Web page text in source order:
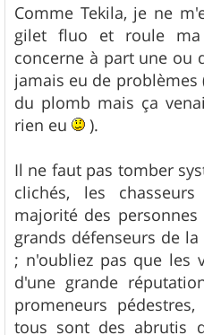
s
s
a
g
e
Comme Tekila, je ne
gilet fluo et roule
concerne à part une ou
jamais eu de
du plomb mais ça
rien eu
).
Il ne faut pas tomber
clichés, les
majorité des
grands défenseurs de
; n'oubliez pas que les
d'une grande
promeneurs
tous sont des abrutis